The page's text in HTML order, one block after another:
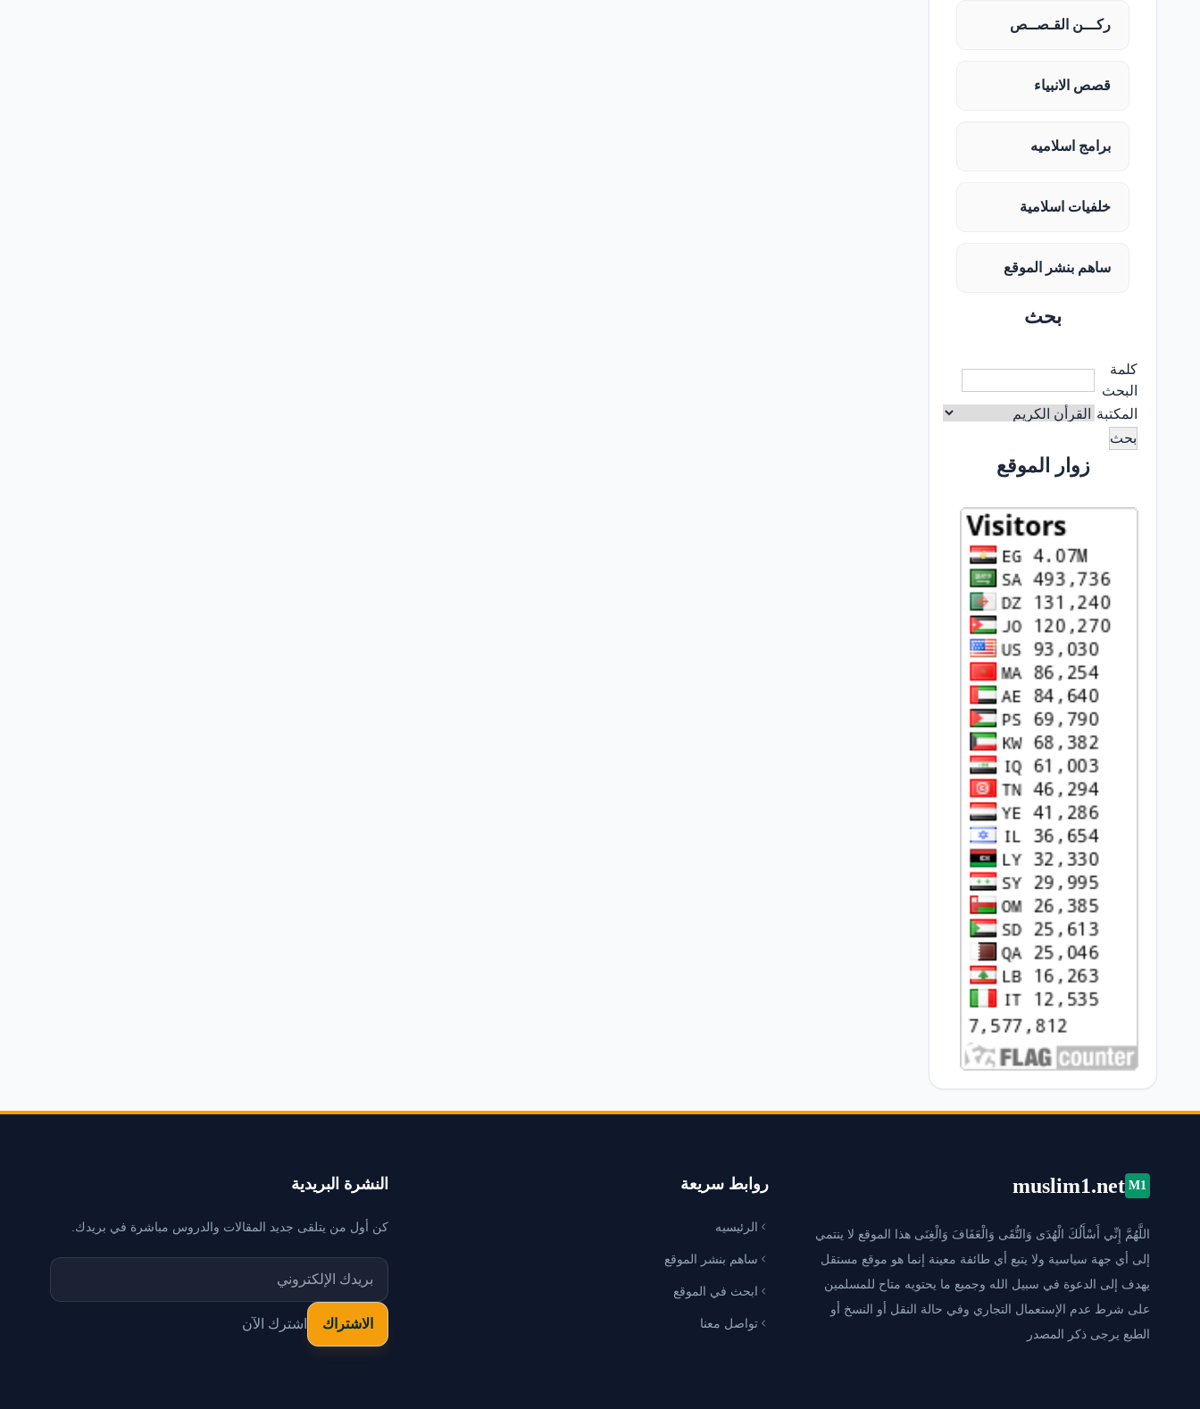
ركـــن القـصــص
قصص الانبياء
برامج اسلاميه
خلفيات اسلامية
ساهم بنشر الموقع
بحث
كلمة
البحث
المكتبة
زوار الموقع
M1
muslim1.net
اللَّهُمَّ إِنِّي أَسْأَلُكَ الْهُدَى وَالتُّقَى وَالْعَفَافَ وَالْغِنَى هذا الموقع لا ينتمي
إلى أي جهة سياسية ولا يتبع أي طائفة معينة إنما هو موقع مستقل
يهدف إلى الدعوة في سبيل الله وجميع ما يحتويه متاح للمسلمين
على شرط عدم الإستعمال التجاري وفي حالة النقل أو النسخ أو
الطبع يرجى ذكر المصدر
روابط سريعة
الرئيسيه
ساهم بنشر الموقع
ابحث في الموقع
تواصل معنا
النشرة البريدية
كن أول من يتلقى جديد المقالات والدروس مباشرة في بريدك.
اشترك الآن